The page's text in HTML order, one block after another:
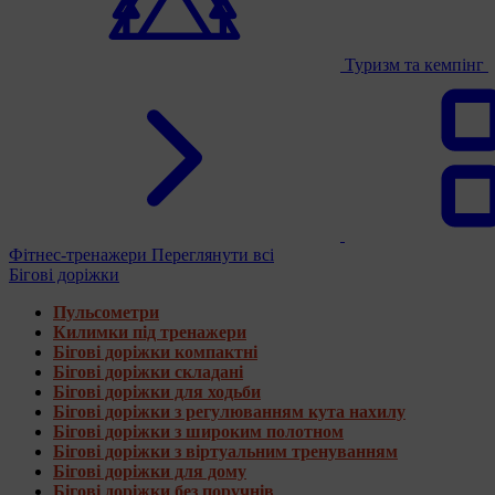
Туризм та кемпінг
Фітнес-тренажери Переглянути всі
Бігові доріжки
Пульсометри
Килимки під тренажери
Бігові доріжки компактні
Бігові доріжки складані
Бігові доріжки для ходьби
Бігові доріжки з регулюванням кута нахилу
Бігові доріжки з широким полотном
Бігові доріжки з віртуальним тренуванням
Бігові доріжки для дому
Бігові доріжки без поручнів